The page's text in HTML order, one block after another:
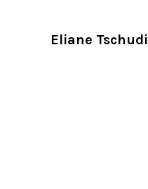
Eliane Tschudi